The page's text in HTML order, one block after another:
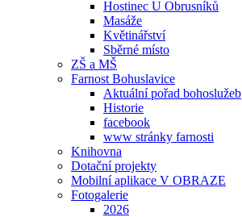
Hostinec U Obrusníků
Masáže
Květinářství
Sběrné místo
ZŠ a MŠ
Farnost Bohuslavice
Aktuální pořad bohoslužeb
Historie
facebook
www stránky farnosti
Knihovna
Dotační projekty
Mobilní aplikace V OBRAZE
Fotogalerie
2026